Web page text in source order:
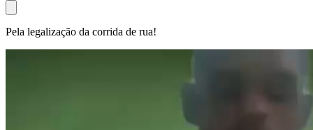
Pela legalização da corrida de rua!